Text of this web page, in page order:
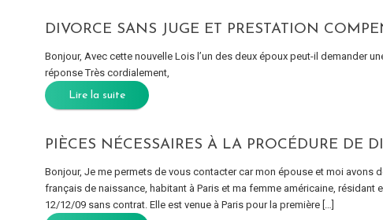
DIVORCE SANS JUGE ET PRESTATION
Bonjour, Avec cette nouvelle Lois l’un des deux époux peut-il demander
réponse Très cordialement,
Lire la suite
PIÈCES NÉCESSAIRES À LA PROCÉDURE DE
Bonjour, Je me permets de vous contacter car mon épouse et moi avons
français de naissance, habitant à Paris et ma femme américaine, résidant
12/12/09 sans contrat. Elle est venue à Paris pour la première […]